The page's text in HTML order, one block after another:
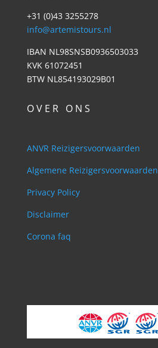
+31 (0)43 3255278
info@artemistours.nl
IBAN NL98SNSB0936503033
KVK 61072451
BTW NL854193029B01
O V E R O N S
ANVR Reizigersvoorwaarden
Algemene Reizigersvoorwaarden
Privacy Policy
Disclaimer
Corona faq